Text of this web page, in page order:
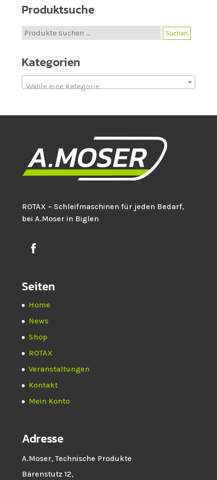
Produktsuche
Suche
nach:
Suchen
Kategorien
Wähle eine Kategorie
ROTAX – Schleifmaschinen für jeden Bedarf,
bei A.Moser in Biglen
Seiten
Home
News
Shop
ROTAX
Veranstaltungen
Kontakt
Mein Konto
Adresse
A.Moser, Technische Produkte
Bärenstutz 12,